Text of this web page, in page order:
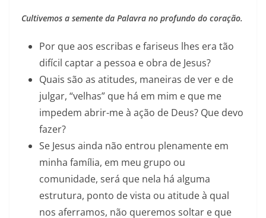
Cultivemos a semente da Palavra no profundo do coração.
Por que aos escribas e fariseus lhes era tão
difícil captar a pessoa e obra de Jesus?
Quais são as atitudes, maneiras de ver e de
julgar, “velhas” que há em mim e que me
impedem abrir-me à ação de Deus? Que devo
fazer?
Se Jesus ainda não entrou plenamente em
minha família, em meu grupo ou
comunidade, será que nela há alguma
estrutura, ponto de vista ou atitude à qual
nos aferramos, não queremos soltar e que